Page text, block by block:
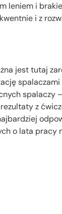
i
i z
jest tutaj
spalaczami
z
o lata pracy